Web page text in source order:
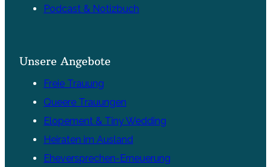
Podcast & Notizbuch
Unsere Angebote
Freie Trauung
Queere Trauungen
Elopement & Tiny Wedding
Heiraten im Ausland
Eheversprechen-Erneuerung